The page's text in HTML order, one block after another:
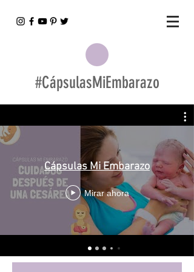
#CápsulasMiEmbarazo
Cápsulas Mi Embarazo
Mirar ahora